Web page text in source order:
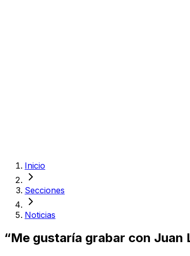
Inicio
Secciones
Noticias
“Me gustaría grabar con Juan